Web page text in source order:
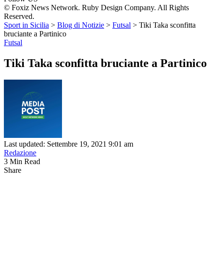
© Foxiz News Network. Ruby Design Company. All Rights
Reserved.
Sport in Sicilia > Blog di Notizie > Futsal > Tiki Taka sconfitta
bruciante a Partinico
Futsal
Tiki Taka sconfitta bruciante a Partinico
Last updated: Settembre 19, 2021 9:01 am
Redazione
3 Min Read
Share